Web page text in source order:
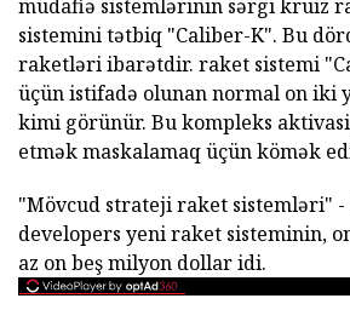
müdafiə sistemlərinin sərgi kruiz
sistemini tətbiq "Caliber-K". Bu
raketləri ibarətdir. raket sistemi
üçün istifadə olunan normal on iki
kimi görünür. Bu kompleks
etmək maskalamaq üçün kömək
"Mövcud strateji raket sistemləri"
developers yeni raket sisteminin,
az on beş milyon dollar idi.